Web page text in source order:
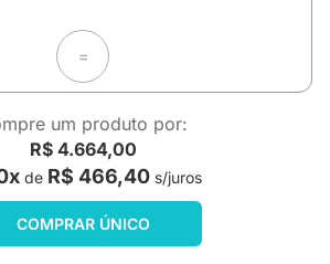
=
um produto por:
R$ 4.664,00
de R$ 466,40s/juros
COMPRAR ÚNICO